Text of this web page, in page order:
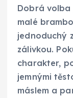
Dobrá volba
malé
jednoduchý
zálivkou.
charakter,
jemnými
máslem a